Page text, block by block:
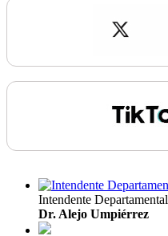
Intendente Departamental
Dr. Alejo Umpiérrez